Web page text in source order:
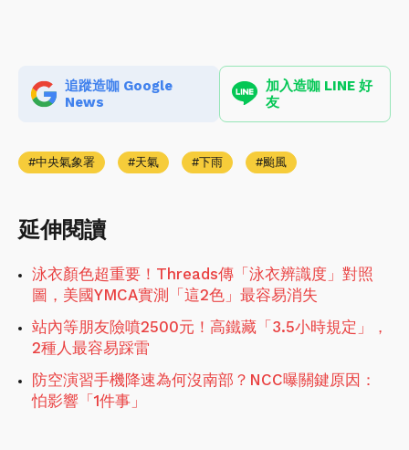
追蹤造咖 Google
News
加入造咖 LINE 好
友
中央氣象署 天氣 下雨 颱風
延伸閱讀
泳衣顏色超重要！Threads傳「泳衣辨識度」對照
圖，美國YMCA實測「這2色」最容易消失
站內等朋友險噴2500元！高鐵藏「3.5小時規定」，
2種人最容易踩雷
防空演習手機降速為何沒南部？NCC曝關鍵原因：
怕影響「1件事」